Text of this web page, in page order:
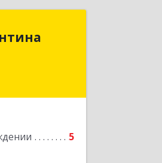
5